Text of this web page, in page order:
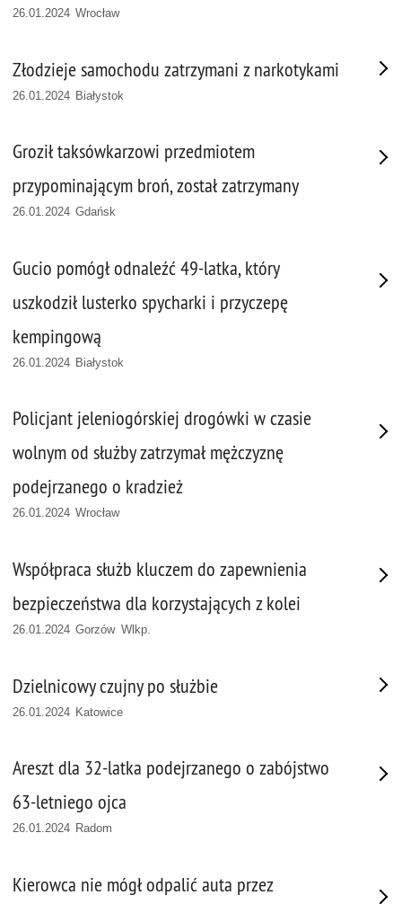
26.01.2024 Wrocław
Złodzieje samochodu zatrzymani z narkotykami
26.01.2024 Białystok
Groził taksówkarzowi przedmiotem
przypominającym broń, został zatrzymany
26.01.2024 Gdańsk
Gucio pomógł odnaleźć 49-latka, który
uszkodził lusterko spycharki i przyczepę
kempingową
26.01.2024 Białystok
Policjant jeleniogórskiej drogówki w czasie
wolnym od służby zatrzymał mężczyznę
podejrzanego o kradzież
26.01.2024 Wrocław
Współpraca służb kluczem do zapewnienia
bezpieczeństwa dla korzystających z kolei
26.01.2024 Gorzów Wlkp.
Dzielnicowy czujny po służbie
26.01.2024 Katowice
Areszt dla 32-latka podejrzanego o zabójstwo
63-letniego ojca
26.01.2024 Radom
Kierowca nie mógł odpalić auta przez